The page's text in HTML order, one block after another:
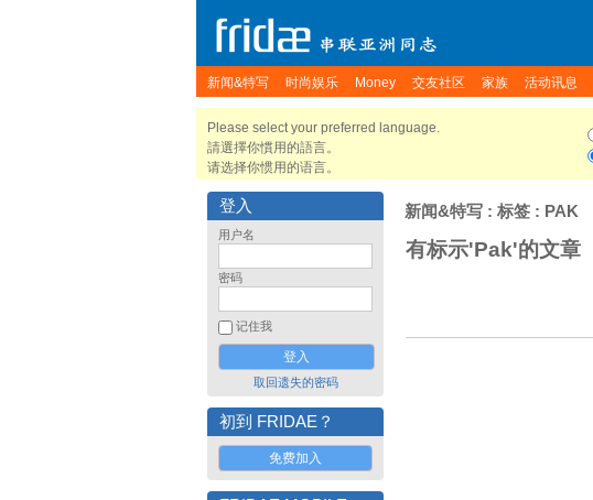
新闻&特写 时尚娱乐 Money 交友社区 家族 活动讯息
Please select your preferred language.
請選擇你慣用的語言。
请选择你惯用的语言。
登入
用户名
密码
记住我
取回遗失的密码
初到 FRIDAE？
免费加入
新闻&特写 : 标签 : PAK
有标示'Pak'的文章